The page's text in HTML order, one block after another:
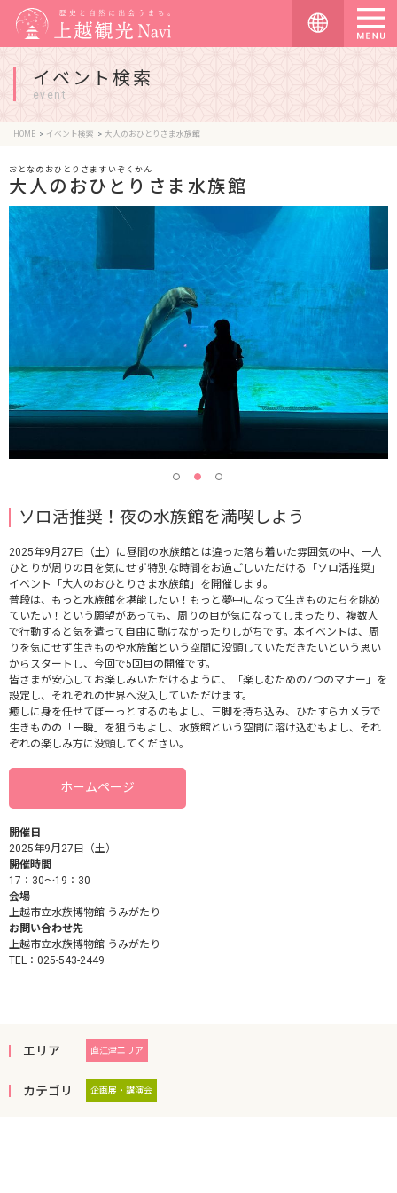
イベント検索
event
HOME イベント検索 大人のおひとりさま水族館
大人のおひとりさま水族館
おとなのおひとりさますいぞくかん
ソロ活推奨！夜の水族館を満喫しよう
2025年9月27日（土）に昼間の水族館とは違った落ち着いた雰囲気の中、一人
ひとりが周りの目を気にせず特別な時間をお過ごしいただける「ソロ活推奨」
イベント「大人のおひとりさま水族館」を開催します。
普段は、もっと水族館を堪能したい！もっと夢中になって生きものたちを眺め
ていたい！という願望があっても、周りの目が気になってしまったり、複数人
で行動すると気を遣って自由に動けなかったりしがちです。本イベントは、周
りを気にせず生きものや水族館という空間に没頭していただきたいという思い
からスタートし、今回で5回目の開催です。
皆さまが安心してお楽しみいただけるように、「楽しむための7つのマナー」を
設定し、それぞれの世界へ没入していただけます。
癒しに身を任せてぼーっとするのもよし、三脚を持ち込み、ひたすらカメラで
生きものの「一瞬」を狙うもよし、水族館という空間に溶け込むもよし、それ
ぞれの楽しみ方に没頭してください。
ホームページ
開催日
2025年9月27日（土）
開催時間
17：30～19：30
会場
上越市立水族博物館 うみがたり
お問い合わせ先
上越市立水族博物館 うみがたり
TEL：025-543-2449
エリア 直江津エリア
カテゴリ 企画展・講演会